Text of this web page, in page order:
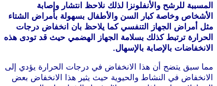
للرشح والأنفلونزا لذلك نلاحظ انتشار وإصابة
وخاصة كبار السن والأطفال بسهولة بأمراض الشتاء
أمراض الجهاز التنفسي كما يلاحظ بان انخفاض درجات
ترتبط كذلك بسلامة الجهاز الهضمي حيث قد تودى هذه
بالإصابة بالإسهال.
سبق يتضح أن هذا الانخفاض في درجات الحرارة يؤدي إلى
في النشاط والحيوية حيث يثير هذا الانخفاض بعض